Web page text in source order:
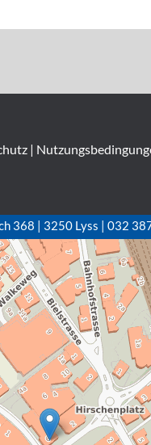
|
368 | 3250 Lyss | 032